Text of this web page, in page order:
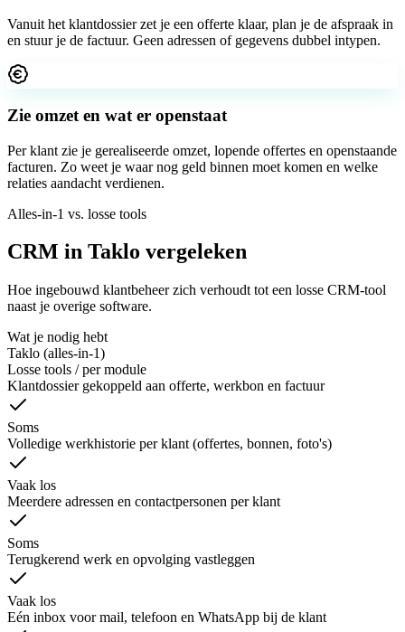
Vanuit het klantdossier zet je een offerte klaar, plan je de afspraak in
en stuur je de factuur. Geen adressen of gegevens dubbel intypen.
Zie omzet en wat er openstaat
Per klant zie je gerealiseerde omzet, lopende offertes en openstaande
facturen. Zo weet je waar nog geld binnen moet komen en welke
relaties aandacht verdienen.
Alles-in-1 vs. losse tools
CRM in Taklo vergeleken
Hoe ingebouwd klantbeheer zich verhoudt tot een losse CRM-tool
naast je overige software.
Wat je nodig hebt
Taklo (alles-in-1)
Losse tools / per module
Klantdossier gekoppeld aan offerte, werkbon en factuur
Soms
Volledige werkhistorie per klant (offertes, bonnen, foto's)
Vaak los
Meerdere adressen en contactpersonen per klant
Soms
Terugkerend werk en opvolging vastleggen
Vaak los
Eén inbox voor mail, telefoon en WhatsApp bij de klant